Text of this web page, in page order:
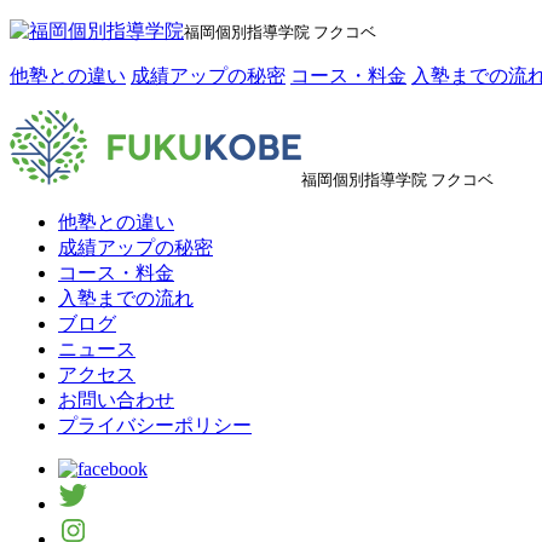
福岡個別指導学院 フクコベ
他塾との違い 成績アップの秘密 コース・料金 入塾までの流
福岡個別指導学院 フクコベ
他塾との違い
成績アップの秘密
コース・料金
入塾までの流れ
ブログ
ニュース
アクセス
お問い合わせ
プライバシーポリシー